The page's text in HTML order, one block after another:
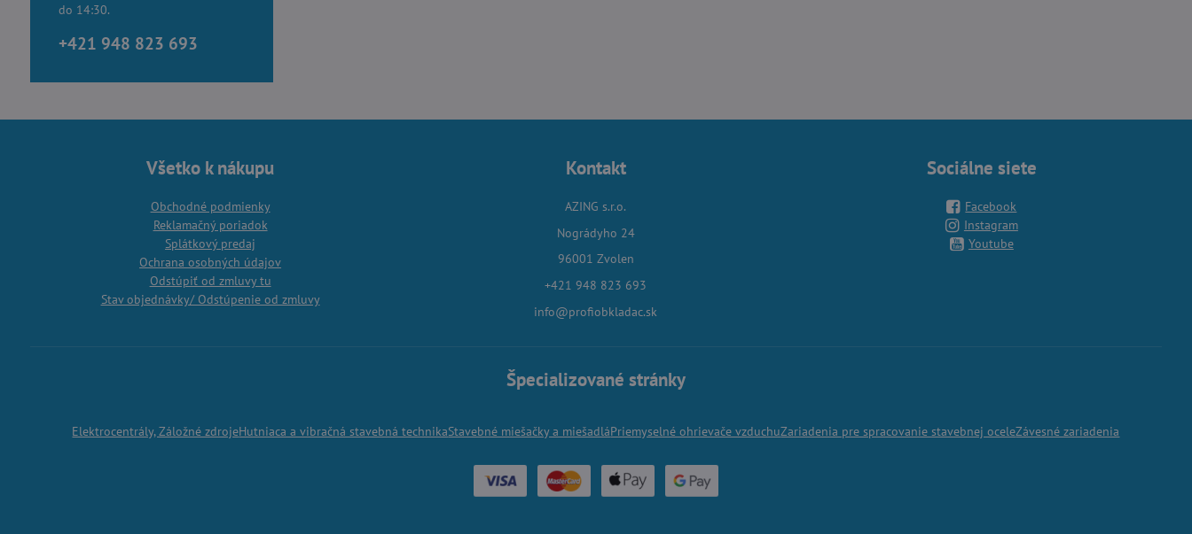
do 14:30.
+421 948 823 693
Všetko k nákupu
Obchodné podmienky
Reklamačný poriadok
Splátkový predaj
Ochrana osobných údajov
Odstúpiť od zmluvy tu
Stav objednávky/ Odstúpenie od zmluvy
Kontakt
AZING s.r.o.
Nográdyho 24
96001 Zvolen
+421 948 823 693
info@profiobkladac.sk
Sociálne siete
Facebook
Instagram
Youtube
Špecializované stránky
Elektrocentrály, Záložné zdrojeHutniaca a vibračná stavebná technikaStavebné miešačky a miešadláPriemyselné ohrievače vzduchuZariadenia pre spracovanie stavebnej oceleZávesné zariadenia